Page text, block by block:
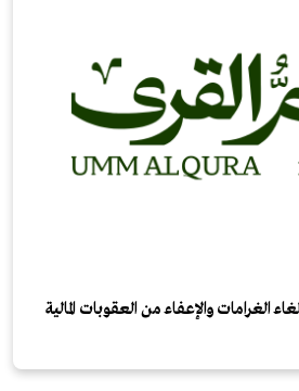
الغرامات والإعفاء من العقوبات المالية